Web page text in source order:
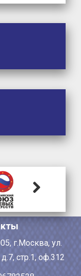
г.Москва, ул.
стр.1, оф.312